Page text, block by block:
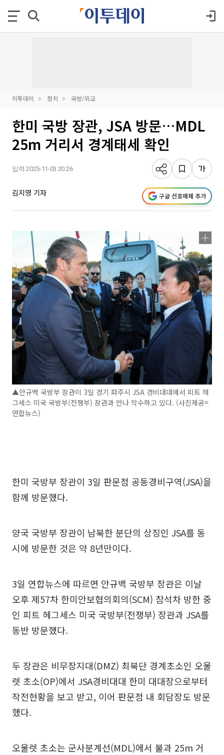
이투데이 정치 국방/외교
한미 국방 장관, JSA 방문…MDL
25m 거리서 경계태세 확인
입력 2025-11-03 20:26
김지영 기자 구글 선호매체 추가
▲안규백 국방부 장관이 3일 경기 파주시 JSA 경비대대에서 피트 헤
그세스 미국 국방부(전쟁부) 장관과 만나 악수하고 있다. (사진제공=
연합뉴스)
한미 국방부 장관이 3일 판문점 공동경비구역(JSA)을
함께 방문했다.
양국 국방부 장관이 남북한 분단의 상징인 JSA를 동
시에 방문한 것은 약 8년만이다.
3일 연합뉴스에 따르면 안규백 국방부 장관은 이날
오후 제57차 한미안보협의회의(SCM) 참석차 방한 중
인 피트 헤그세스 미국 국방부(전쟁부) 장관과 JSA를
동반 방문했다.
두 장관은 비무장지대(DMZ) 최북단 경계초소인 오울
렛 초소(OP)에서 JSA경비대대 한미 대대장으로부터
작전현황을 보고 받고, 이어 판문점 내 회담장도 방문
했다.
오울렛 초소는 군사분계선(MDL)에서 불과 25m 거